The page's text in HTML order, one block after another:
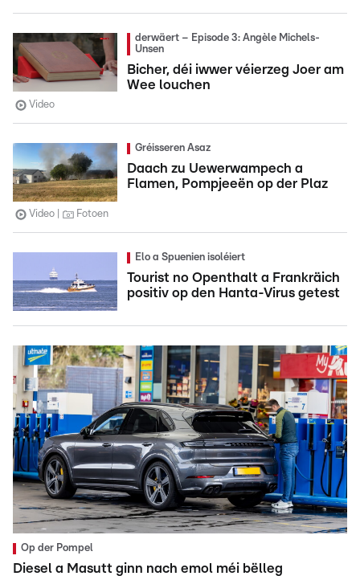
derwäert – Episode 3: Angèle Michels-
Unsen
Bicher, déi iwwer véierzeg Joer am
Wee louchen
Video
Gréisseren Asaz
Daach zu Uewerwampech a
Flamen, Pompjeeën op der Plaz
Video Fotoen
Elo a Spuenien isoléiert
Tourist no Openthalt a Frankräich
positiv op den Hanta-Virus getest
Op der Pompel
Diesel a Masutt ginn nach emol méi bëlleg